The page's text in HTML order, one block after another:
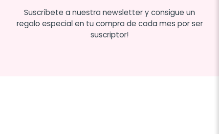
Suscríbete a nuestra newsletter y consigue un
regalo especial en tu compra de cada mes por ser
suscriptor!